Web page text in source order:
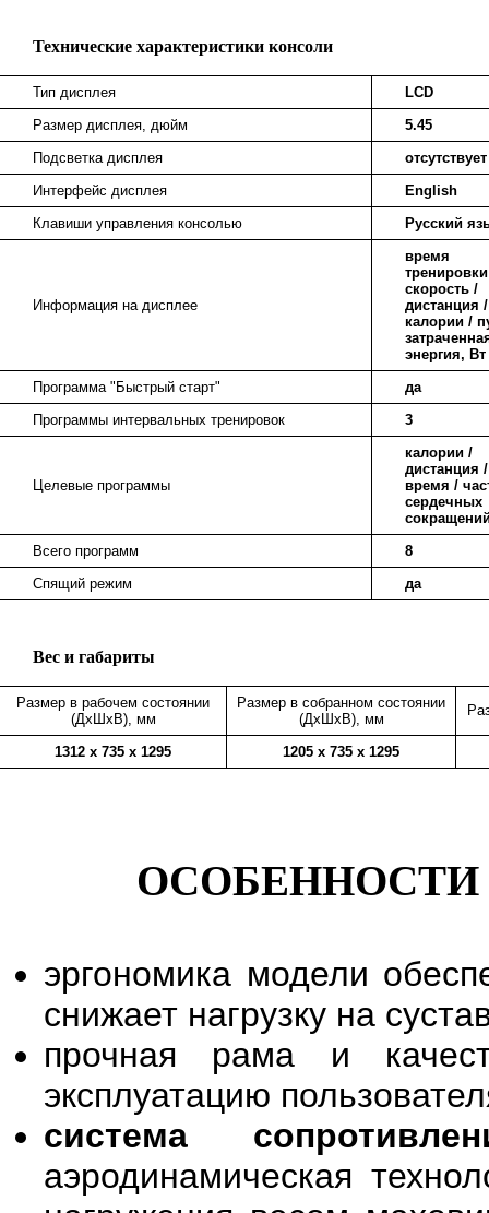
Технические характеристики консоли
Тип дисплея
LCD
Размер дисплея, дюйм
5.45
Подсветка дисплея
отсутствует
Интерфейс дисплея
English
Клавиши управления консолью
Русский
Информация на дисплее
время
скорость /
дистанция /
калории /
энергия,
Программа "Быстрый старт"
да
Программы интервальных тренировок
3
Целевые программы
калории /
дистанция /
время /
сердечных
Всего программ
8
Спящий режим
да
Вес и габариты
Размер в рабочем состоянии
(ДхШхВ), мм
Размер в собранном состоянии
(ДхШхВ), мм
1312 x 735 x 1295 1205 x 735 x 1295
ОСОБЕННОСТИ
эргономика модели
снижает нагрузку на
прочная рама и
эксплуатацию
система
аэродинамическая